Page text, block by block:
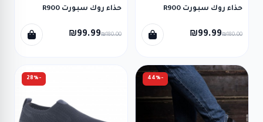
حذاء روك سبورت R900
₪99.99₪180.00
حذاء روك سبورت R900
₪99.99₪180.00
-44%
-28%